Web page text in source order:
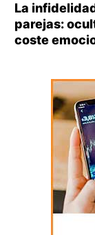
La
parejas:
coste